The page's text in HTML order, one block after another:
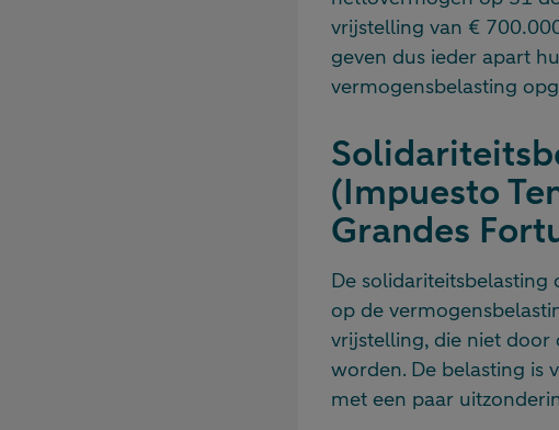
vrijstelling van €
geven dus ieder apart
vermogensbelasting
(Impuesto
Grandes
De
op de
vrijstelling, die niet door
worden. De belasting is
met een paar